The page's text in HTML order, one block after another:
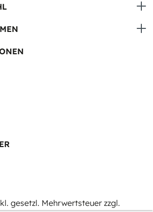
gesetzl. Mehrwertsteuer zzgl.